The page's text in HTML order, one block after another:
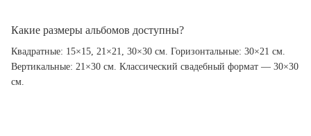
Какие размеры альбомов доступны?
Квадратные: 15×15, 21×21, 30×30 см. Горизонтальные: 30×21 см.
Вертикальные: 21×30 см. Классический свадебный формат — 30×30
см.